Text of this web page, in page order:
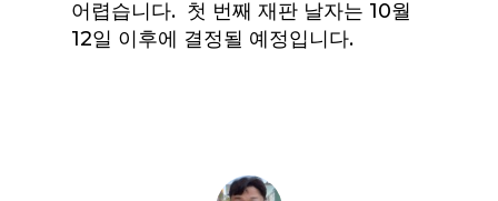
어렵습니다. 첫 번째 재판 날자는 10월
12일 이후에 결정될 예정입니다.